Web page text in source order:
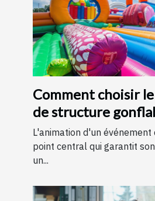
Comment choisir
de structure
votre événement
L'animation d'un
point central qui garantit
un...